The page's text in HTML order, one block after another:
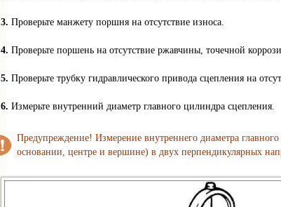
3. Проверьте манжету поршня на отсутствие износа.
4. Проверьте поршень на отсутствие ржавчины, точечной
5. Проверьте трубку гидравлического привода сцепления на
6. Измерьте внутренний диаметр главного цилиндра сцепления.
Предупреждение! Измерение внутреннего диаметра
основании, центре и вершине) в двух перпендикулярных